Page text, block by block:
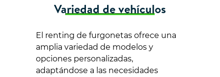
Variedad de vehículos
El renting de furgonetas ofrece una
amplia variedad de modelos y
opciones personalizadas,
adaptándose a las necesidades